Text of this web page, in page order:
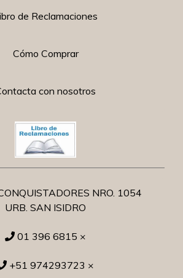
de Reclamaciones
Cómo Comprar
con nosotros
NRO. 1054
URB. SAN ISIDRO
01 396 6815 ×
+51 974293723 ×